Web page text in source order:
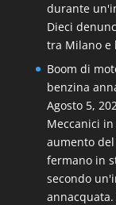
durante
Dieci
tra Milano e
Boom di
benzina
Agosto 5,
Meccanici
aumento
fermano in
secondo